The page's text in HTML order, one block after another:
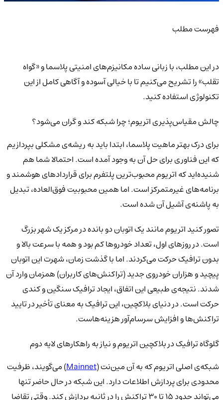
فهرست مطلب
در این مطلب، با زبانی ساده مکانیزم‌های امنیتی پلاسما و «گواه
تقلب» را تشریح می‌کنیم تا با خیالی آسوده و آگاهی کامل از این
تکنولوژی استفاده کنید.
چالش مقیاس‌پذیری اتریوم؛ چرا شبکه کند و گران می‌شود؟
برای درک بهتر ماهیت پلاسما، ابتدا باید به ریشه‌ی مشکلی بپردازیم
که این فناوری برای حل آن به وجود آمده است. احتمالا شما هم
شنیده‌اید که اتریوم محبوب‌ترین پلتفرم برای قراردادهای هوشمند و
برنامه‌های غیرمتمرکز است. اما همین محبوبیت فوق‌العاده، تبدیل
به پاشنه‌ی آشیل آن شده است.
تصور کنید اتریوم مانند یک اتوبان دو بانده در مرکز یک شهر بزرگ
است. در روزهای اول، تعداد خودروها کم بود و همه با سرعت بالا و
بدون ترافیک حرکت می‌کردند. اما با گذشت زمان، شهرت این اتوبان
پیچید و هزاران خودروی جدید (تراکنش‌های کاربران) همزمان وارد آن
شدند. نتیجه‌ی طبیعی این اتفاق، ایجاد ترافیک سنگین و کندی
حرکت است. در دنیای بلاکچین، این ترافیک به معنای تأخیر در تایید
تراکنش‌ها و افزایش سرسام‌آور هزینه‌هاست.
گلوگاه ترافیک در بلاکچین اتریوم و نیاز به راهکارهای لایه دوم
شبکه‌ی اصلی اتریوم که به آن مین‌نت (Mainnet) می‌گویند، ظرفیت
محدودی برای پردازش اطلاعات دارد. این شبکه در حال حاضر تنها
می‌تواند حدود 15
تا30تراکنش را در ثانیه پردازش کند. وقتی تقاضا